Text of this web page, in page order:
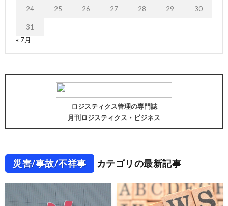
24 25 26 27 28 29 30
31
« 7月
ロジスティクス管理の専門誌
月刊ロジスティクス・ビジネス
災害/事故/不祥事 カテゴリの最新記事